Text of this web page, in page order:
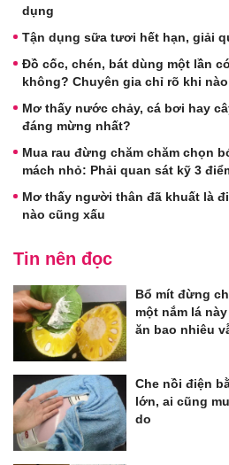
dụng
Tận dụng sữa tươi hết hạn, giải
Đồ cốc, chén, bát dùng một lần
không? Chuyên gia chỉ rõ khi
Mơ thấy nước chảy, cá bơi hay
đáng mừng nhất?
Mua rau đừng chăm chăm chọn
mách nhỏ: Phải quan sát kỹ 3
Mơ thấy người thân đã khuất là
nào cũng xấu
Tin nên đọc
Bổ mít đừng
một nắm lá
ăn bao nhiêu
Che nồi điện
lớn, ai cũng
do